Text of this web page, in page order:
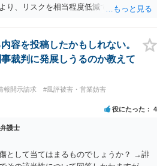
り、リスクを相当程度低減できる設計に
判で争われた場合に「専ら顧客吸引力の
れる余地を残すため、一定の注意が必要
は、侵害判断に一定の影響を与える可能
ではありません。 パブリシティ権侵害の
力の利用を目的とするか」という点で判
ことは「商業的目的」を強く示す要素で
となるわけではありません。完全無償・
」「創作物」としての側面が強く評価さ
、広告収益がある場合は「商業利用」と
が高まる可能性があります。 公開前に変
ては、公開の場でアドバイスするにも限
等を持参の上、弁護士に相談されること
容を投稿したかもしれない。
裁判に発展しうるのか教えて
報開示請求
#風評被害・営業妨害
役にたった 4
護士
として当てはまるものでしょうか？ →誹